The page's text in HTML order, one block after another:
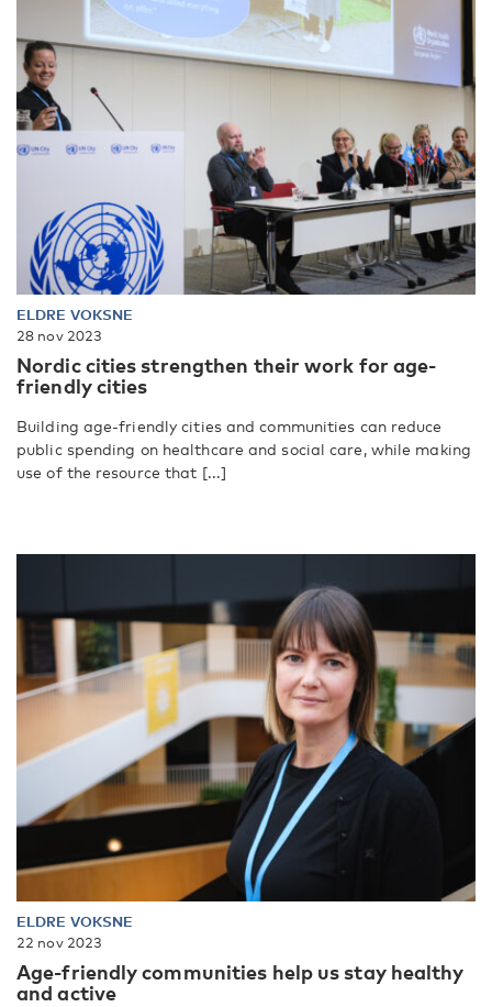
ELDRE VOKSNE
28 nov 2023
Nordic cities strengthen their work for age-
friendly cities
Building age-friendly cities and communities can reduce
public spending on healthcare and social care, while making
use of the resource that [...]
ELDRE VOKSNE
22 nov 2023
Age-friendly communities help us stay healthy
and active